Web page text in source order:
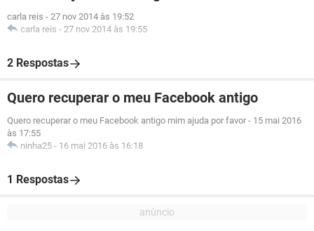
carla reis - 27 nov 2014 às 19:52
carla reis - 27 nov 2014 às 19:55
2 Respostas
Quero recuperar o meu Facebook antigo
Quero recuperar o meu Facebook antigo mim ajuda por favor - 15 mai 2016
às 17:55
ninha25 - 16 mai 2016 às 16:18
1 Respostas